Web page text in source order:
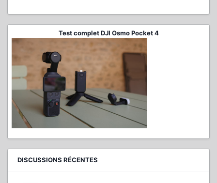
Test complet DJI Osmo Pocket 4
DISCUSSIONS RÉCENTES